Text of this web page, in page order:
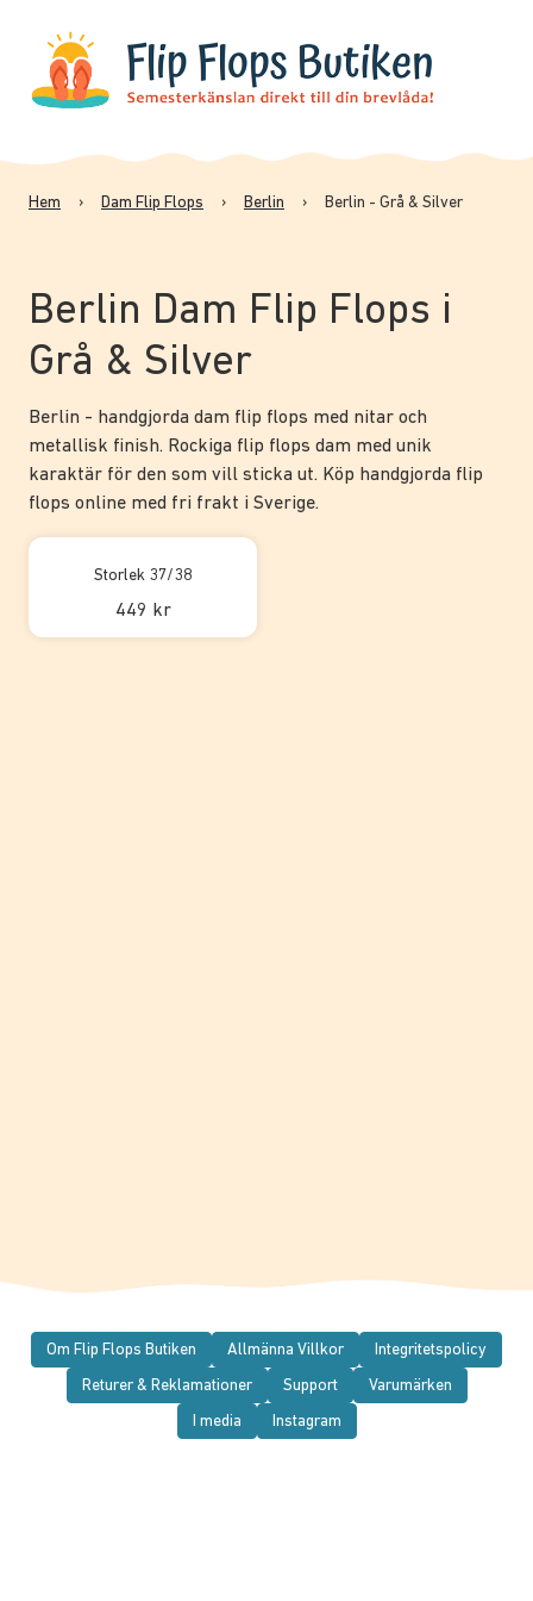
Hem › Dam Flip Flops › Berlin › Berlin - Grå & Silver
Berlin Dam Flip Flops i
Grå & Silver
Berlin - handgjorda dam flip flops med nitar och
metallisk finish. Rockiga flip flops dam med unik
karaktär för den som vill sticka ut. Köp handgjorda flip
flops online med fri frakt i Sverige.
Storlek 37/38
449 kr
Om Flip Flops Butiken Allmänna Villkor
Integritetspolicy
Returer & Reklamationer
Support
Varumärken
I media
Instagram